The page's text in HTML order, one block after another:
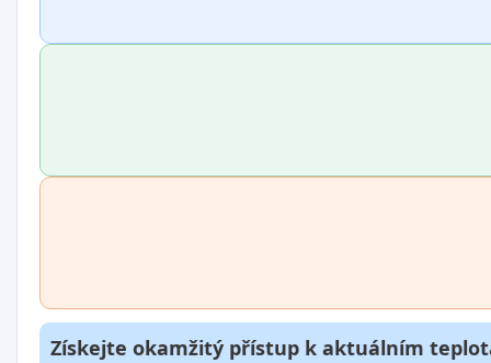
Získejte okamžitý přístup k aktuálním